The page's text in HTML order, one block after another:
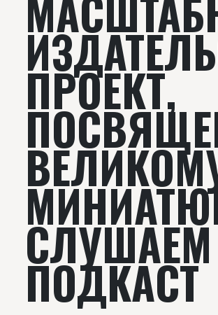
ПРОЕКТ,
СЛУШАЕМ
ПОДКАСТ